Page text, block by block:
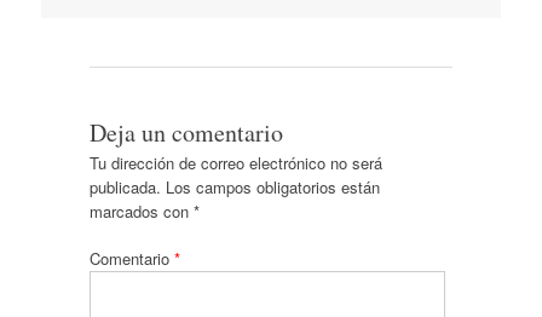
Deja un comentario
Tu dirección de correo electrónico no será
publicada. Los campos obligatorios están
marcados con *
Comentario *